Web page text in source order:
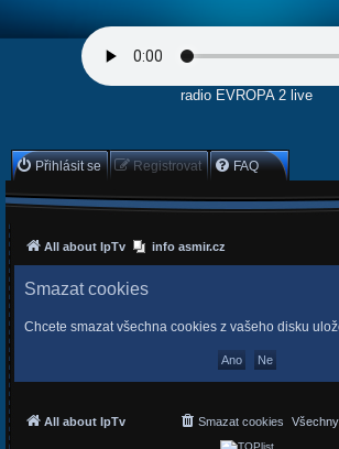
radio EVROPA 2 live
Přihlásit se Registrovat FAQ
All about IpTv info asmir.cz
Smazat cookies
Chcete smazat všechna cookies z vašeho disku
All about IpTv Smazat cookies